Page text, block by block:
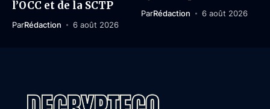
l’OCC et de la SCTP
ParRédaction 6 août 2026
ParRédaction 6 août 2026